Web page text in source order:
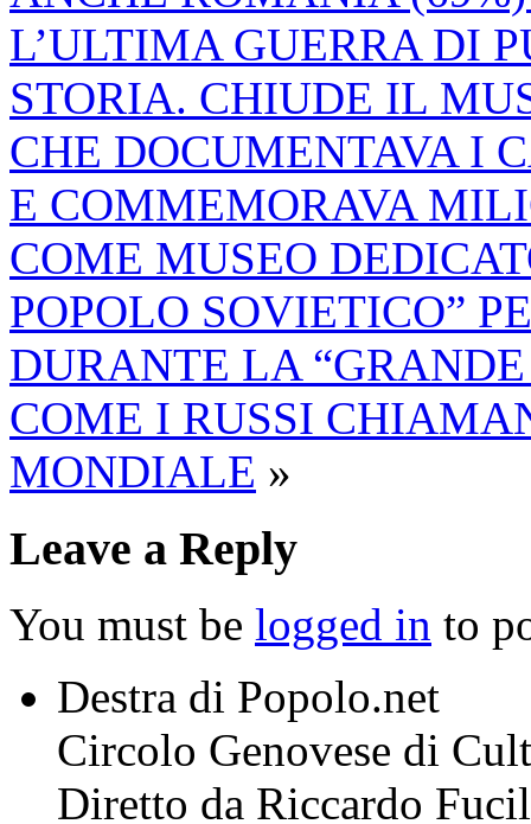
L’ULTIMA GUERRA DI
STORIA. CHIUDE IL
CHE DOCUMENTAVA I
E COMMEMORAVA
COME MUSEO
POPOLO SOVIETICO”
DURANTE LA
COME I RUSSI
MONDIALE »
Leave a Reply
You must be logged in to
Destra di Popolo.net
Circolo Genovese di
Diretto da Riccardo